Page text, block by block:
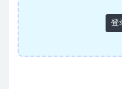
登